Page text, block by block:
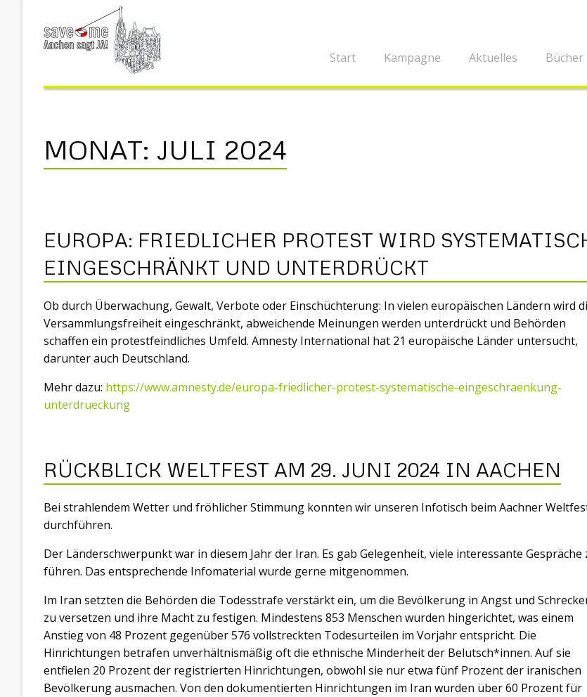
Start Kampagne Aktuelles Bücher
MONAT: JULI 2024
EUROPA: FRIEDLICHER PROTEST WIRD
EINGESCHRÄNKT UND UNTERDRÜCKT
Ob durch Überwachung, Gewalt, Verbote oder Einschüchterung: In vielen europäischen Ländern wird
Versammlungsfreiheit eingeschränkt, abweichende Meinungen werden unterdrückt und Behörden
schaffen ein protestfeindliches Umfeld. Amnesty International hat 21 europäische Länder untersucht,
darunter auch Deutschland.
Mehr dazu: https://www.amnesty.de/europa-friedlicher-protest-systematische-eingeschraenkung-
unterdrueckung
RÜCKBLICK WELTFEST AM 29. JUNI 2024 IN AACHEN
Bei strahlendem Wetter und fröhlicher Stimmung konnten wir unseren Infotisch beim Aachner
durchführen.
Der Länderschwerpunkt war in diesem Jahr der Iran. Es gab Gelegenheit, viele interessante Gespräche
führen. Das entsprechende Infomaterial wurde gerne mitgenommen.
Im Iran setzten die Behörden die Todesstrafe verstärkt ein, um die Bevölkerung in Angst und
zu versetzen und ihre Macht zu festigen. Mindestens 853 Menschen wurden hingerichtet, was einem
Anstieg von 48 Prozent gegenüber 576 vollstreckten Todesurteilen im Vorjahr entspricht. Die
Hinrichtungen betrafen unverhältnismäßig oft die ethnische Minderheit der Belutsch*innen. Auf sie
entfielen 20 Prozent der registrierten Hinrichtungen, obwohl sie nur etwa fünf Prozent der iranischen
Bevölkerung ausmachen. Von den dokumentierten Hinrichtungen im Iran wurden über 60 Prozent für